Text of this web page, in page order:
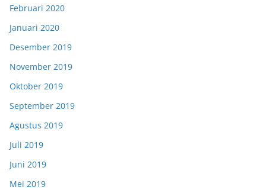
Februari 2020
Januari 2020
Desember 2019
November 2019
Oktober 2019
September 2019
Agustus 2019
Juli 2019
Juni 2019
Mei 2019